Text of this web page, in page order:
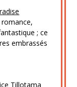
; ce
embrassés
Tillotama